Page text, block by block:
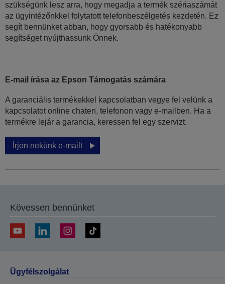
szükségünk lesz arra, hogy megadja a termék szériaszámát
az ügyintézőnkkel folytatott telefonbeszélgetés kezdetén. Ez
segít bennünket abban, hogy gyorsabb és hatékonyabb
segítséget nyújthassunk Önnek.
E-mail írása az Epson Támogatás számára
A garanciális termékekkel kapcsolatban vegye fel velünk a
kapcsolatot online chaten, telefonon vagy e-mailben. Ha a
termékre lejár a garancia, keressen fel egy szervizt.
Írjon nekünk e-mailt
Kövessen bennünket
Ügyfélszolgálat